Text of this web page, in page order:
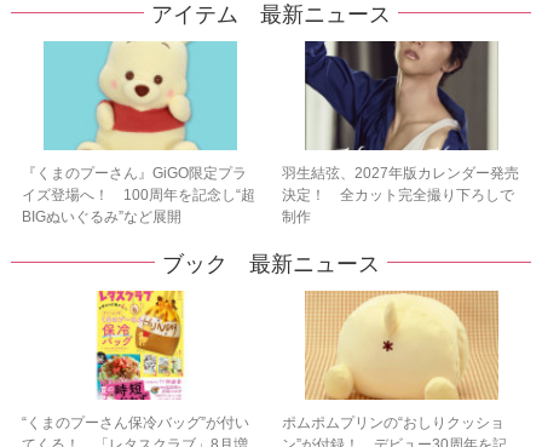
アイテム 最新ニュース
『くまのプーさん』GiGO限定プラ
イズ登場へ！ 100周年を記念し“超
BIGぬいぐるみ”など展開
羽生結弦、2027年版カレンダー発売
決定！ 全カット完全撮り下ろしで
制作
ブック 最新ニュース
“くまのプーさん保冷バッグ”が付い
ポムポムプリンの“おしりクッショ